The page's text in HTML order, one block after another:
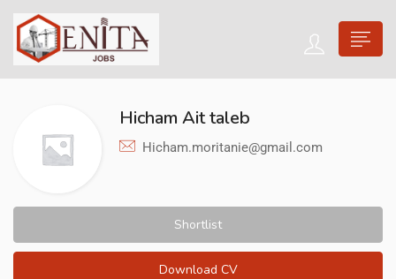
Hicham Ait taleb
Hicham.moritanie@gmail.com
Shortlist
Download CV